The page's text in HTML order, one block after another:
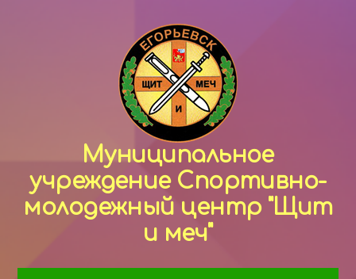
Муниципальное
учреждение Спортивно-
молодежный центр "Щит
и меч"